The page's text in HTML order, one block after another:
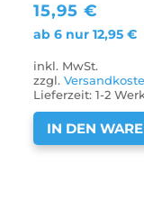
15,95€
ab 6 nur12,95€
inkl. MwSt.
zzgl.
Lieferzeit:1-2
IN DEN